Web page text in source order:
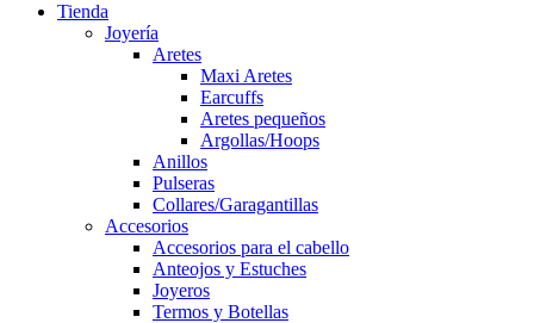
Tienda
Joyería
Aretes
Maxi Aretes
Earcuffs
Aretes pequeños
Argollas/Hoops
Anillos
Pulseras
Collares/Garagantillas
Accesorios
Accesorios para el cabello
Anteojos y Estuches
Joyeros
Termos y Botellas